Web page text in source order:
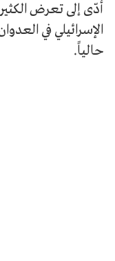
أدّى إلى تعرض الكثير
الإسرائيلي في
حالياً.